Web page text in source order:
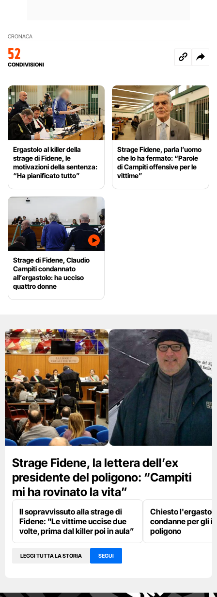
CRONACA
52
CONDIVISIONI
Ergastolo al killer della
strage di Fidene, le
motivazioni della sentenza:
“Ha pianificato tutto”
Strage Fidene, parla l’uomo
che lo ha fermato: “Parole
di Campiti offensive per le
vittime”
Strage di Fidene, Claudio
Campiti condannato
all’ergastolo: ha ucciso
quattro donne
Strage Fidene, la lettera dell’ex
presidente del poligono: “Campiti
mi ha rovinato la vita”
Il sopravvissuto alla strage di
Fidene: "Le vittime uccise due
volte, prima dal killer poi in aula”
Chiesto
condanne per gli
poligono
LEGGI TUTTA LA STORIA SEGUI